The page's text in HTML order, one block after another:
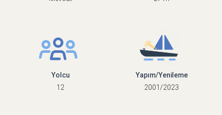
Yolcu
12
Yapım/Yenileme
2001/2023